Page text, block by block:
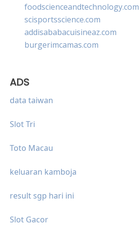
foodscienceandtechnology.com
scisportsscience.com
addisababacuisineaz.com
burgerimcamas.com
ADS
data taiwan
Slot Tri
Toto Macau
keluaran kamboja
result sgp hari ini
Slot Gacor